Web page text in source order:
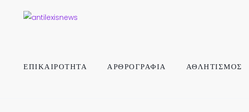
ΕΠΙΚΑΙΡΟΤΗΤΑ ΑΡΘΡΟΓΡΑΦΙΑ ΑΘΛΗΤΙΣΜΟΣ